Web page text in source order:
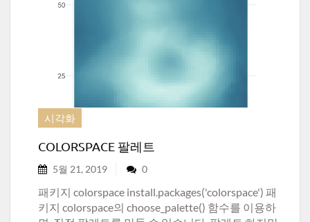
시각화
COLORSPACE 팔레트
5월 21, 2019 0
패키지 colorspace install.packages('colorspace') 패
키지 colorspace의 choose_palette() 함수를 이용하